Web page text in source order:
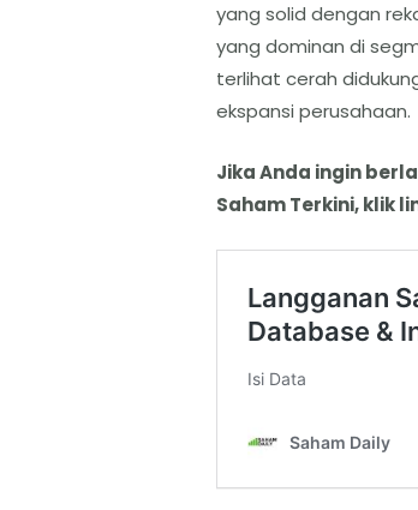
yang solid dengan
yang dominan di
terlihat cerah
ekspansi perusahaan.
Jika Anda ingin
Saham Terkini, klik